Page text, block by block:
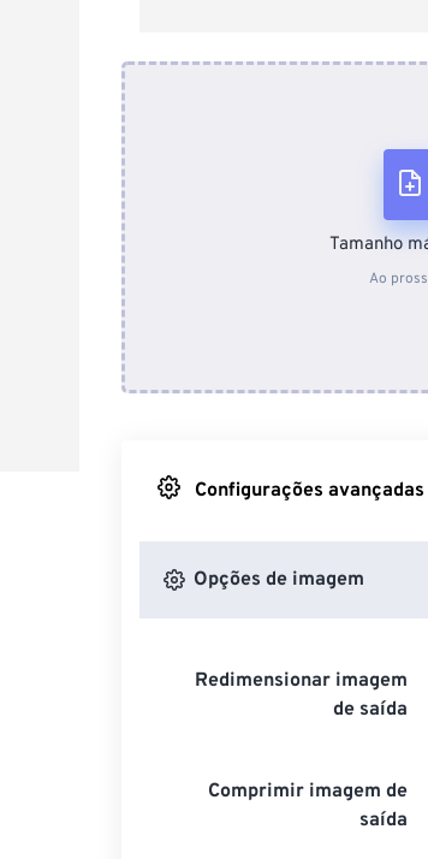
Tamanho
Ao
Configurações
Opções de imagem
Redimensionar imagem
de saída
Comprimir imagem de
saída